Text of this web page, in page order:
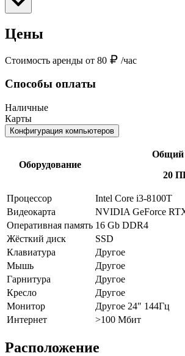
Цены
Стоимость аренды от 80 /час
Способы оплаты
Наличные
Карты
Конфигурация компьютеров
Оборудование
Общий
20
Процессор
Intel Core i3-8100T
Видеокарта
NVIDIA GeForce
Оперативная память 16 Gb DDR4
Жёсткий диск
SSD
Клавиатура
Другое
Мышь
Другое
Гарнитура
Другое
Кресло
Другое
Монитор
Другое 24" 144Гц
Интернет
>100 Мбит
Расположение